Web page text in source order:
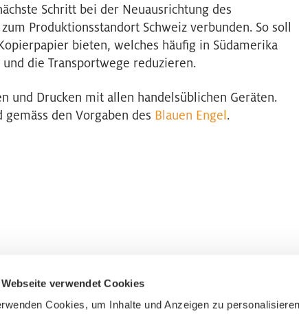
verwendet Cookies
Cookies, um Inhalte und Anzeigen zu
Schritt bei der Neuausrichtung des
Produktionsstandort Schweiz verbunden. So soll
bieten, welches häufig in Südamerika
die Transportwege reduzieren.
und Drucken mit allen handelsüblichen Geräten.
den Vorgaben des Blauen Engel.